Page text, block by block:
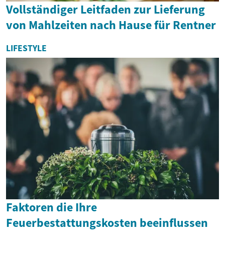
Vollständiger Leitfaden zur Lieferung
von Mahlzeiten nach Hause für Rentner
LIFESTYLE
Faktoren die Ihre
Feuerbestattungskosten beeinflussen